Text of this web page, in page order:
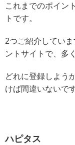
これまでのポイン
トです。
2つご紹介してい
ントサイトで、多
どれに登録しよう
けば間違いないです
ハピタス